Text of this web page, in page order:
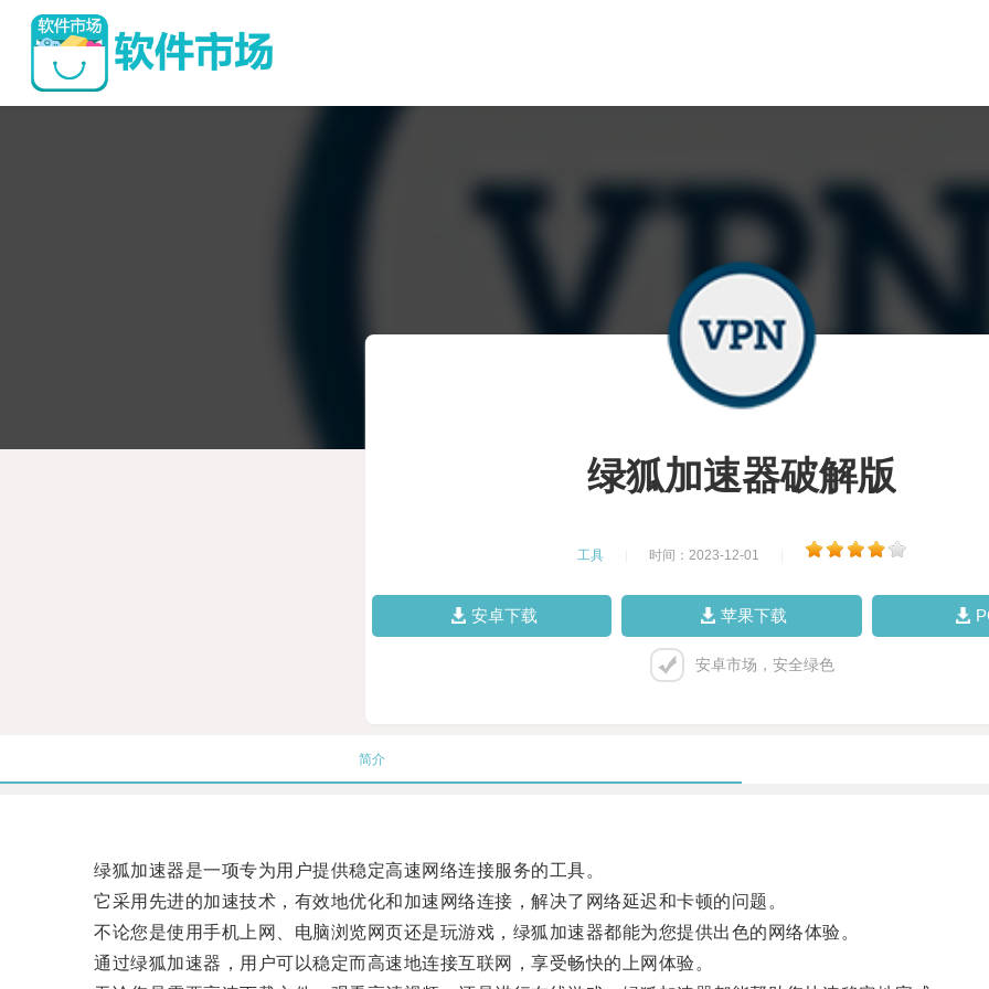
绿狐加速器破解版
工具 时间：2023-12-01
安卓下载 苹果下载
安卓市场，安全绿色
简介
绿狐加速器是一项专为用户提供稳定高速网络连接服务的工具。
它采用先进的加速技术，有效地优化和加速网络连接，解决了网络延迟和卡顿的问题。
不论您是使用手机上网、电脑浏览网页还是玩游戏，绿狐加速器都能为您提供出色的网络体验。
通过绿狐加速器，用户可以稳定而高速地连接互联网，享受畅快的上网体验。